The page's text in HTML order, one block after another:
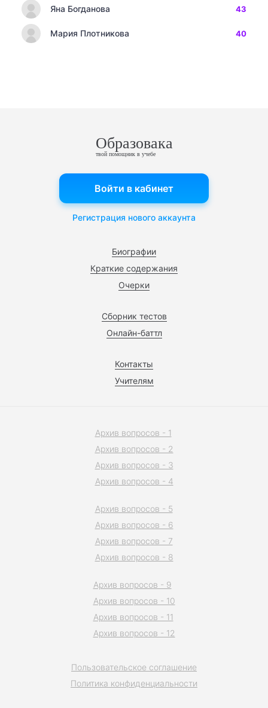
Яна Богданова 43
Мария Плотникова 40
Образовака
твой помощник в учебе
Биографии
Краткие содержания
Очерки
Сборник тестов
Онлайн-баттл
Контакты
Учителям
Войти в кабинет
Регистрация нового аккаунта
Пользовательское соглашение
Политика конфиденциальности
Архив вопросов - 1
Архив вопросов - 2
Архив вопросов - 3
Архив вопросов - 4
Архив вопросов - 5
Архив вопросов - 6
Архив вопросов - 7
Архив вопросов - 8
Архив вопросов - 9
Архив вопросов - 10
Архив вопросов - 11
Архив вопросов - 12